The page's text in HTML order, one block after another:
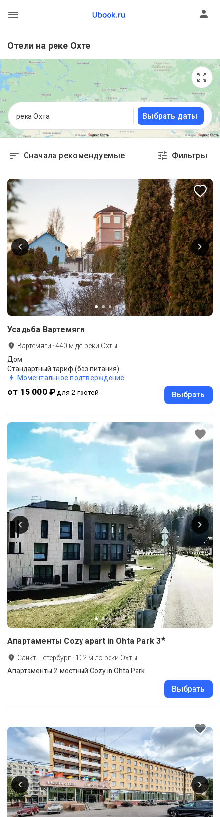
Отели на реке Охте
река Охта Выбрать даты
Сначала рекомендуемые Фильтры
Усадьба Вартемяги
Вартемяги ·440 м до реки Охты
Дом
Стандартный тариф (без питания)
Моментальное подтверждение
от 15 000 ₽ для 2 гостей Выбрать
Апартаменты Cozy apart in Ohta Park 3★
Санкт-Петербург · 102 м до реки Охты
Апартаменты 2-местный Cozy in Ohta Park
Выбрать